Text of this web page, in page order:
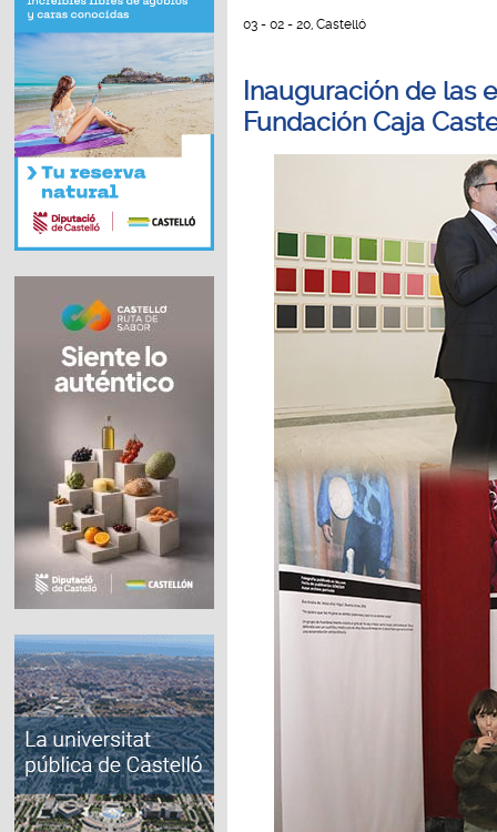
03 - 02 - 20, Castelló
Inauguración de las
Fundación Caja